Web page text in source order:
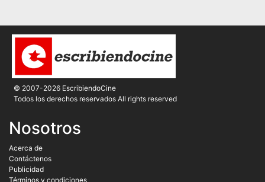
© 2007-2026 EscribiendoCine
Todos los derechos reservados All rights reserved
Nosotros
Acerca de
Contáctenos
Publicidad
Términos y condiciones